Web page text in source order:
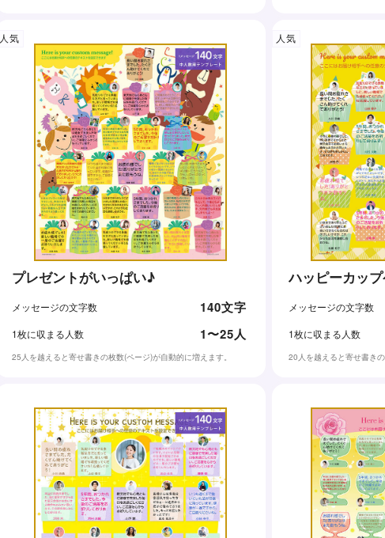
人気
プレゼントがいっぱい♪
メッセージの文字数 140文字
1枚に収まる人数 1〜25人
25人を越えると寄せ書きの枚数(ページ)が自動的に増えます。
人気
ハッピーカッ
メッセージの文字数
1枚に収まる人数
20人を越えると寄せ書き